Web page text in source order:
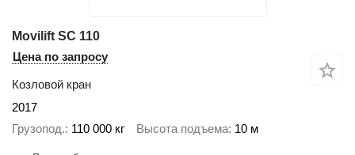
Movilift SC 110
Цена по запросу
Козловой кран
2017
Грузопод. 110 000 кг Высота подъема 10 м